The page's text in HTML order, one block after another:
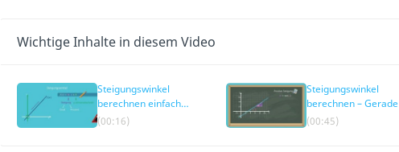
Wichtige Inhalte in diesem Video
Steigungswinkel
berechnen einfach
erklärt
(00:16)
Steigungswinkel
berechnen – Gerade
(00:45)